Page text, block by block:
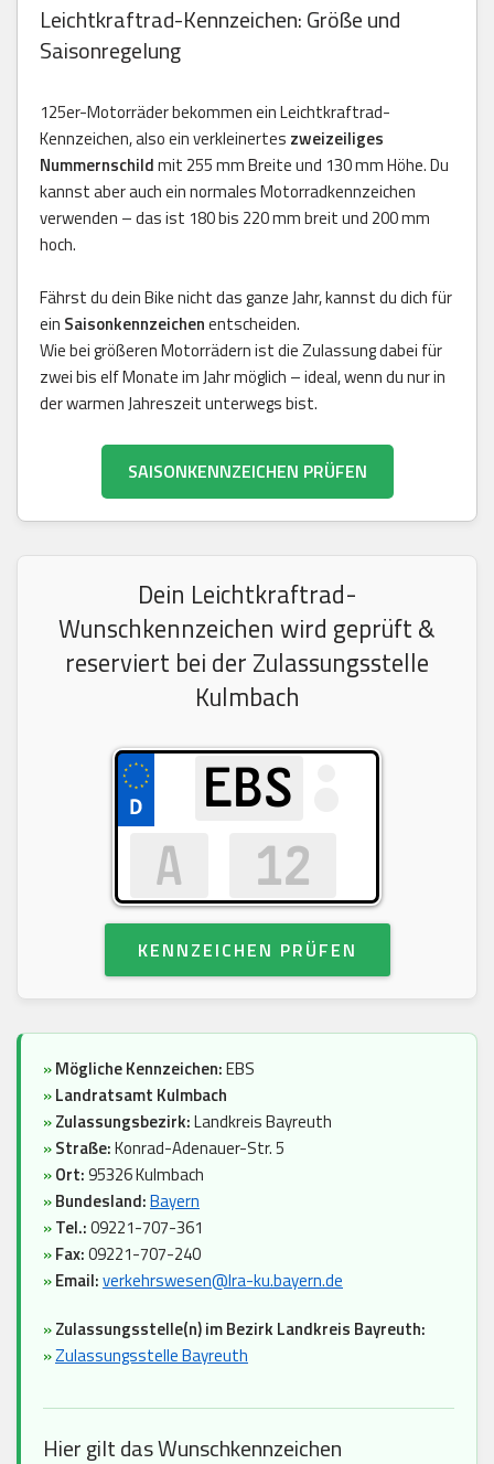
Leichtkraftrad-Kennzeichen: Größe und
Saisonregelung
125er-Motorräder bekommen ein Leichtkraftrad-
Kennzeichen, also ein verkleinertes zweizeiliges
Nummernschildmit 255 mm Breite und 130 mm Höhe. Du
kannst aber auch ein normales Motorradkennzeichen
verwenden – das ist 180 bis 220 mm breit und 200 mm
hoch.
Fährst du dein Bike nicht das ganze Jahr, kannst du dich für
ein Saisonkennzeichenentscheiden.
Wie bei größeren Motorrädern ist die Zulassung dabei für
zwei bis elf Monate im Jahr möglich – ideal, wenn du nur in
der warmen Jahreszeit unterwegs bist.
SAISONKENNZEICHEN PRÜFEN
Dein Leichtkraftrad-
Wunschkennzeichen wird geprüft &
reserviert bei der Zulassungsstelle
Kulmbach
KENNZEICHEN PRÜFEN
»Mögliche Kennzeichen:EBS
»Landratsamt Kulmbach
»Zulassungsbezirk:Landkreis Bayreuth
»Straße:Konrad-Adenauer-Str. 5
»Ort:95326 Kulmbach
»Bundesland:Bayern
»Tel.:09221-707-361
»Fax:09221-707-240
»Email:verkehrswesen@lra-ku.bayern.de
»Zulassungsstelle(n) im Bezirk Landkreis Bayreuth:
»Zulassungsstelle Bayreuth
Hier gilt das Wunschkennzeichen